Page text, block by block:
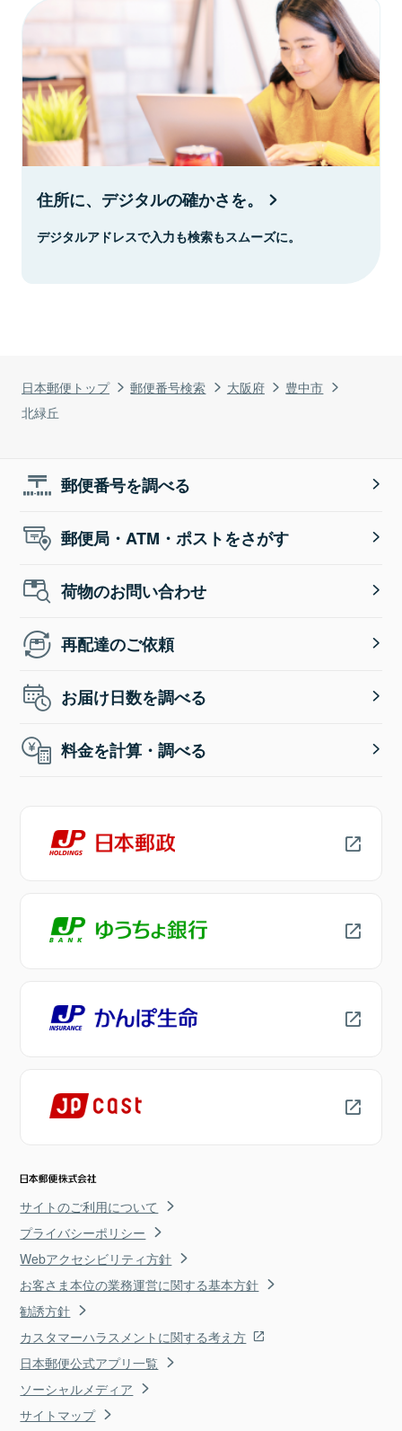
日本郵便トップ 郵便番号検索 大阪府
豊中市
北緑丘
住所に、デジタルの確かさを。
デジタルアドレスで入力も検索もスムーズに。
郵便番号を調べる
郵便局・ATM・ポストをさがす
荷物のお問い合わせ
再配達のご依頼
お届け日数を調べる
料金を計算・調べる
サイトのご利用について
プライバシーポリシー
Webアクセシビリティ方針
お客さま本位の業務運営に関する基本方針
勧誘方針
カスタマーハラスメントに関する考え方
日本郵便公式アプリ一覧
ソーシャルメディア
サイトマップ